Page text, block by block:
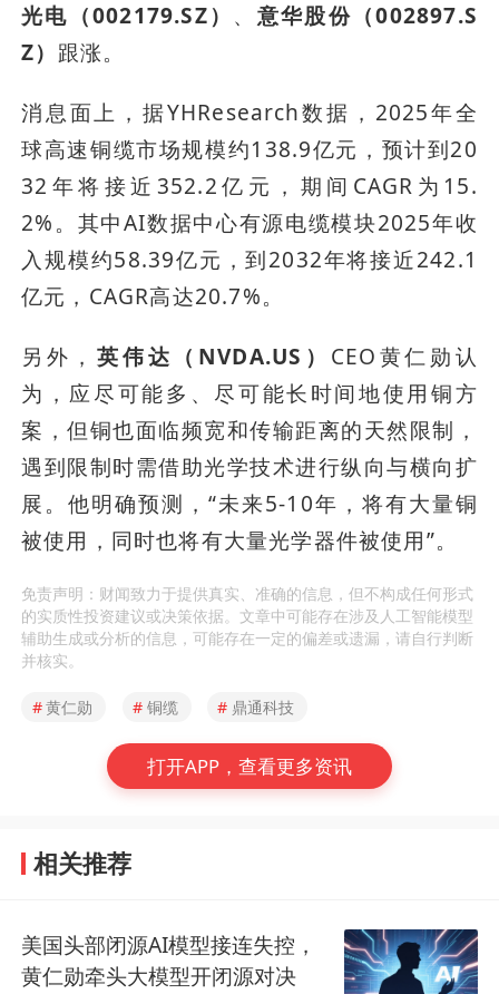
光电（002179.SZ） 、 意华股份（002897.S
Z） 跟涨。
消息面上，据YHResearch数据，2025年全
球高速铜缆市场规模约138.9亿元，预计到20
32年将接近352.2亿元，期间CAGR为15.
2%。其中AI数据中心有源电缆模块2025年收
入规模约58.39亿元，到2032年将接近242.1
亿元，CAGR高达20.7%。
另外，英伟达（NVDA.US） CEO黄仁勋认
为，应尽可能多、尽可能长时间地使用铜方
案，但铜也面临频宽和传输距离的天然限制，
遇到限制时需借助光学技术进行纵向与横向扩
展。他明确预测，“未来5-10年，将有大量铜
被使用，同时也将有大量光学器件被使用”。
免责声明：财闻致力于提供真实、准确的信息，但不构成任何形式
的实质性投资建议或决策依据。文章中可能存在涉及人工智能模型
辅助生成或分析的信息，可能存在一定的偏差或遗漏，请自行判断
并核实。
#黄仁勋 # 铜缆 # 鼎通科技
打开APP，查看更多资讯
相关推荐
美国头部闭源AI模型接连失控，
黄仁勋牵头大模型开闭源对决